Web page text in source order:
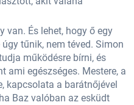
van. És lehet, hogy ő egy
tűnik, nem téved. Simon
működésre bírni, és
ami egészséges. Mestere, a
kapcsolata a barátnőjével
Baz valóban az esküdt